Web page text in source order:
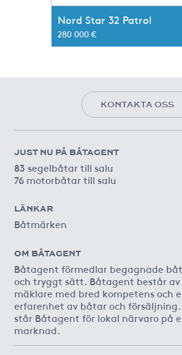
Nord Star 32 Patrol
280 000 €
KONTAKTA OSS
JUST NU PÅ BÅTAGENT
83 segelbåtar till salu
76 motorbåtar till salu
LÄNKAR
Båtmärken
OM BÅTAGENT
Båtagent förmedlar begagnade
och tryggt sätt. Båtagent består av
mäklare med bred kompetens och
erfarenhet av båtar och försäljning.
står Båtagent för lokal närvaro på
marknad.